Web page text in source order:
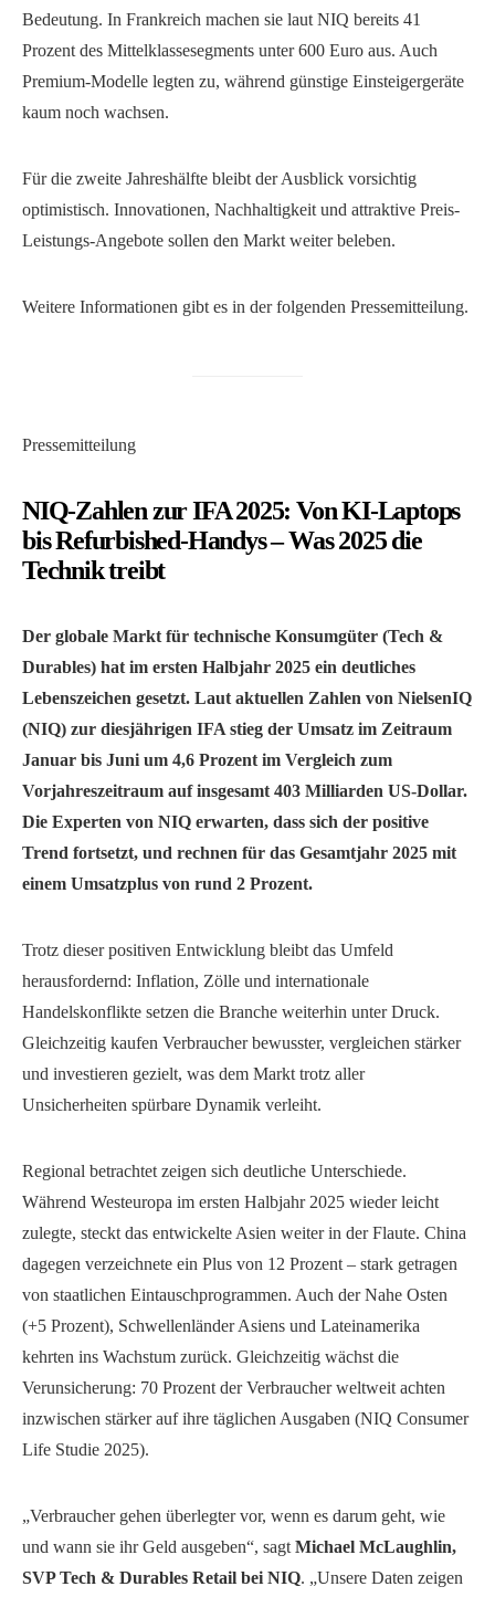
Bedeutung. In Frankreich machen sie laut NIQ bereits 41
Prozent des Mittelklassesegments unter 600 Euro aus. Auch
Premium-Modelle legten zu, während günstige Einsteigergeräte
kaum noch wachsen.
Für die zweite Jahreshälfte bleibt der Ausblick vorsichtig
optimistisch. Innovationen, Nachhaltigkeit und attraktive Preis-
Leistungs-Angebote sollen den Markt weiter beleben.
Weitere Informationen gibt es in der folgenden Pressemitteilung.
Pressemitteilung
NIQ-Zahlen zur IFA 2025: Von KI-Laptops
bis Refurbished-Handys – Was 2025 die
Technik treibt
Der globale Markt für technische Konsumgüter (Tech &
Durables) hat im ersten Halbjahr 2025 ein deutliches
Lebenszeichen gesetzt. Laut aktuellen Zahlen von NielsenIQ
(NIQ) zur diesjährigen IFA stieg der Umsatz im Zeitraum
Januar bis Juni um 4,6 Prozent im Vergleich zum
Vorjahreszeitraum auf insgesamt 403 Milliarden US-Dollar.
Die Experten von NIQ erwarten, dass sich der positive
Trend fortsetzt, und rechnen für das Gesamtjahr 2025 mit
einem Umsatzplus von rund 2 Prozent.
Trotz dieser positiven Entwicklung bleibt das Umfeld
herausfordernd: Inflation, Zölle und internationale
Handelskonflikte setzen die Branche weiterhin unter Druck.
Gleichzeitig kaufen Verbraucher bewusster, vergleichen stärker
und investieren gezielt, was dem Markt trotz aller
Unsicherheiten spürbare Dynamik verleiht.
Regional betrachtet zeigen sich deutliche Unterschiede.
Während Westeuropa im ersten Halbjahr 2025 wieder leicht
zulegte, steckt das entwickelte Asien weiter in der Flaute. China
dagegen verzeichnete ein Plus von 12 Prozent – stark getragen
von staatlichen Eintauschprogrammen. Auch der Nahe Osten
(+5 Prozent), Schwellenländer Asiens und Lateinamerika
kehrten ins Wachstum zurück. Gleichzeitig wächst die
Verunsicherung: 70 Prozent der Verbraucher weltweit achten
inzwischen stärker auf ihre täglichen Ausgaben (NIQ Consumer
Life Studie 2025).
„Verbraucher gehen überlegter vor, wenn es darum geht, wie
und wann sie ihr Geld ausgeben“, sagt Michael McLaughlin,
SVP Tech & Durables Retail bei NIQ. „Unsere Daten zeigen